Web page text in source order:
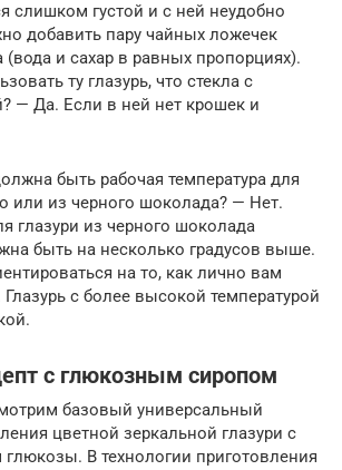
слишком густой и с ней неудобно
добавить пару чайных ложечек
и сахар в равных пропорциях).
ту глазурь, что стекла с
— Да. Если в ней нет крошек и
быть рабочая температура для
или из черного шоколада? — Нет.
глазури из черного шоколада
быть на несколько градусов выше.
на то, как лично вам
Глазурь с более высокой температурой
с глюкозным сиропом
базовый универсальный
цветной зеркальной глазури с
В технологии приготовления